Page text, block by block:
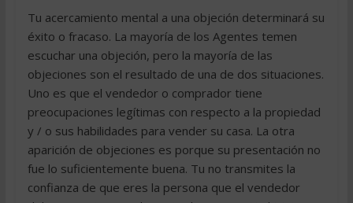
Tu acercamiento mental a una objeción determinará su
éxito o fracaso. La mayoría de los Agentes temen
escuchar una objeción, pero la mayoría de las
objeciones son el resultado de una de dos situaciones.
Uno es que el vendedor o comprador tiene
preocupaciones legítimas con respecto a la propiedad
y / o sus habilidades para vender su casa. La otra
aparición de objeciones es porque su presentación no
fue lo suficientemente buena. Tu no transmites la
confianza de que eres la persona que el vendedor